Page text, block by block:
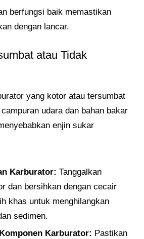
berfungsi baik memastikan
dengan lancar.
atau Tidak
yang kotor atau tersumbat
udara dan bahan bakar
enjin sukar
Karburator: Tanggalkan
dan bersihkan dengan cecair
khas untuk menghilangkan
sedimen.
Karburator: Pastikan